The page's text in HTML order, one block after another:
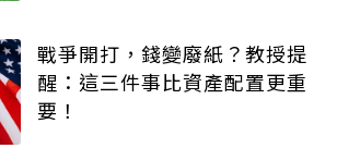
戰爭開打，錢變廢紙？教授提
醒：這三件事比資產配置更重
要！